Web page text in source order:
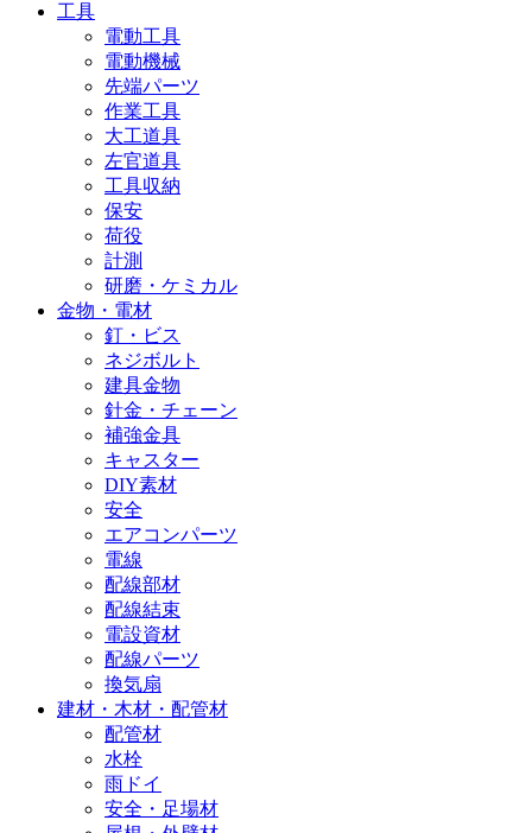
工具
電動工具
電動機械
先端パーツ
作業工具
大工道具
左官道具
工具収納
保安
荷役
計測
研磨・ケミカル
金物・電材
釘・ビス
ネジボルト
建具金物
針金・チェーン
補強金具
キャスター
DIY素材
安全
エアコンパーツ
電線
配線部材
配線結束
電設資材
配線パーツ
換気扇
建材・木材・配管材
配管材
水栓
雨ドイ
安全・足場材